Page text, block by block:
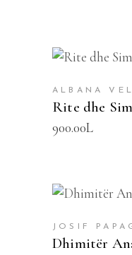
ALBANA
Rite dhe
900.00L
JOSIF
Dhimitër